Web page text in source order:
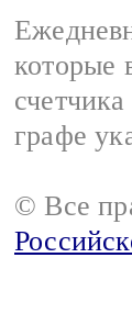
которые
графе
© Все